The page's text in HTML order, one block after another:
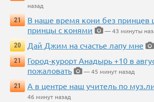
назад
21
В наше время кони без принцев
принцы с конями
— 43 минуты
20
Дай Джим на счастье лапу мне
21
Город-курорт Анадырь +10 в
пожаловать
— 45 минут назад
21
А в центре наш учитель по
46 минут назад